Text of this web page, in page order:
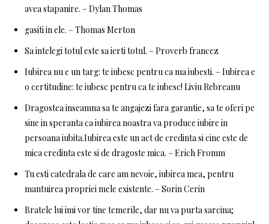
avea stapanire. – Dylan Thomas
gasiti in ele. – Thomas Merton
Sa intelegi totul este sa ierti totul. – Proverb francez
Iubirea nu e un targ: te iubesc pentru ca ma iubesti. – Iubirea e
o certitudine: te iubesc pentru ca te iubesc! Liviu Rebreanu
Dragostea inseamna sa te angajezi fara garantie, sa te oferi pe
sine in speranta ca iubirea noastra va produce iubire in
persoana iubita.Iubirea este un act de credinta si cine este de
mica credinta este si de dragoste mica. – Erich Fromm
Tu esti catedrala de care am nevoie, iubirea mea, pentru
mantuirea propriei mele existente. – Sorin Cerin
Bratele lui imi vor tine temerile, dar nu va purta sarcina;